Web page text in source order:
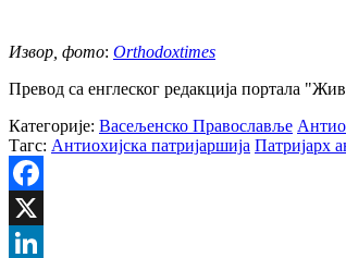
Извор, фото: Orthodoxtimes
Превод са енглеског редакција портала
Категорије: Васељенско Православље
Тагс: Антиохијска патријаршија Патријарх
Facebook
X